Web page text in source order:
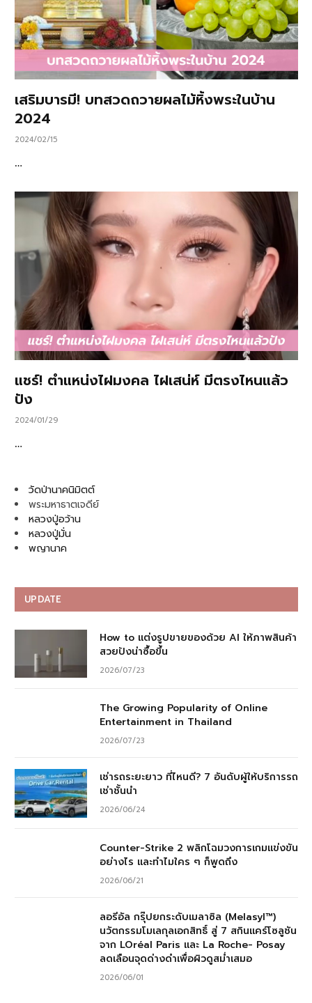
เสริมบารมี! บทสวดถวายผลไม้หิ้งพระในบ้าน
2024
2024/02/15
…
แชร์! ตำแหน่งไฝมงคล ไฝเสน่ห์ มีตรงไหนแล้ว
ปัง
2024/01/29
…
วัดป่านาคนิมิตต์
พระมหาธาตเจดีย์
หลวงปู่อว้าน
หลวงปู่มั่น
พญานาค
UPDATE
How to แต่งรูปขายของด้วย AI ให้ภาพสินค้า
สวยปังน่าซื้อขึ้น
2026/07/23
The Growing Popularity of Online
Entertainment in Thailand
2026/07/23
เช่ารถระยะยาว ที่ไหนดี? 7 อันดับผู้ให้บริการรถ
เช่าชั้นนำ
2026/06/24
Counter-Strike 2 พลิกโฉมวงการเกมแข่งขัน
อย่างไร และทำไมใคร ๆ ก็พูดถึง
2026/06/21
ลอรีอัล กรุ๊ปยกระดับเมลาซิล (Melasyl™)
นวัตกรรมโมเลกุลเอกสิทธิ์ สู่ 7 สกินแคร์โซลูชัน
จาก LOréal Paris และ La Roche- Posay
ลดเลือนจุดด่างดำเพื่อผิวดูสม่ำเสมอ
2026/06/01